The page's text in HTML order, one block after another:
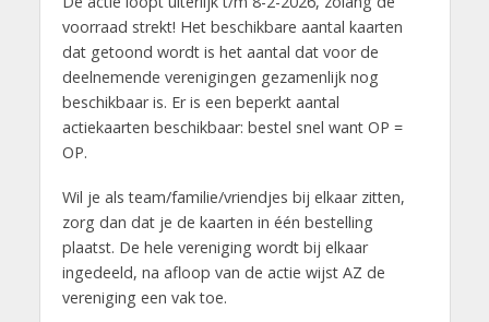
voorraad strekt! Het beschikbare aantal kaarten
dat getoond wordt is het aantal dat voor de
deelnemende verenigingen gezamenlijk nog
beschikbaar is. Er is een beperkt aantal
actiekaarten beschikbaar: bestel snel want OP =
OP.
Wil je als team/familie/vriendjes bij elkaar zitten,
zorg dan dat je de kaarten in één bestelling
plaatst. De hele vereniging wordt bij elkaar
ingedeeld, na afloop van de actie wijst AZ de
vereniging een vak toe.